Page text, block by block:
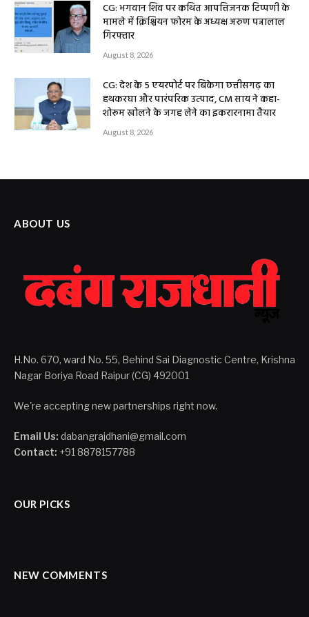
CG: भगवान शिव पर कथित आपत्तिजनक टिप्पणी के
मामले में क्रिश्चियन फोरम के अध्यक्ष अरुण पन्नालाल
गिरफ्तार
August 8, 2026
CG: देश के 5 एयरपोर्ट पर बिकेगा छत्तीसगढ़ का
हथकरघा और पारंपरिक उत्पाद, CM साय ने कहा-
शोरूम खोलने के जगह लेने का इकरारनामा तैयार
August 8, 2026
ABOUT US
H.No. 670, ward No. 55, Behind Sai Diagnostic Centre, Krishna
Nagar Boriya Road Raipur (CG) 492001
We're accepting new partnerships right now.
Email Us: dabangrajdhani@gmail.com
Contact: +91 8878157788
OUR PICKS
NEW COMMENTS